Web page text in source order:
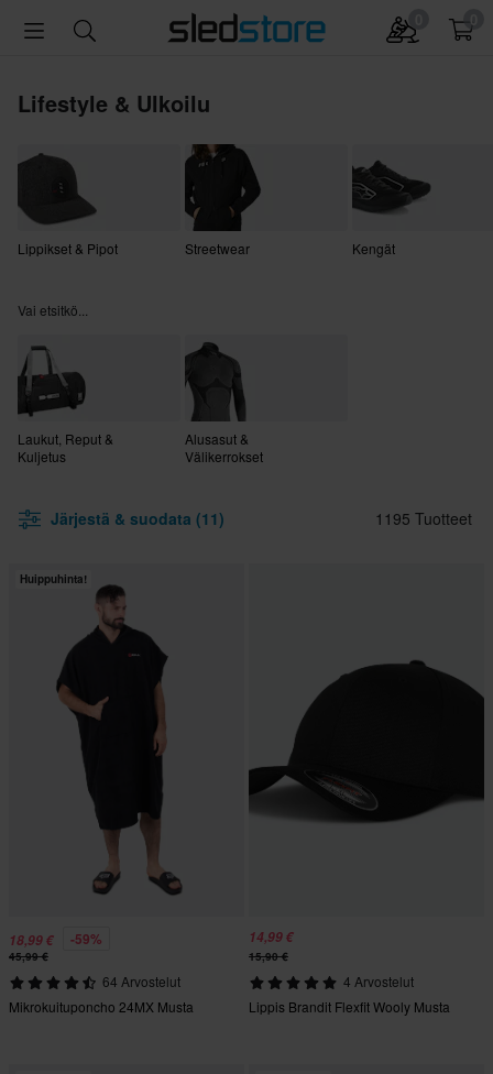
Lifestyle & Ulkoilu
Lippikset & Pipot Streetwear Kengät
Vai etsitkö...
Laukut, Reput &
Kuljetus
Alusasut &
Välikerrokset
Järjestä & suodata (11) 1195 Tuotteet
Huippuhinta!
18,99 € -59%
45,99 €
64 Arvostelut
Mikrokuituponcho 24MX Musta
14,99 €
15,90 €
4 Arvostelut
Lippis Brandit Flexfit Wooly Musta